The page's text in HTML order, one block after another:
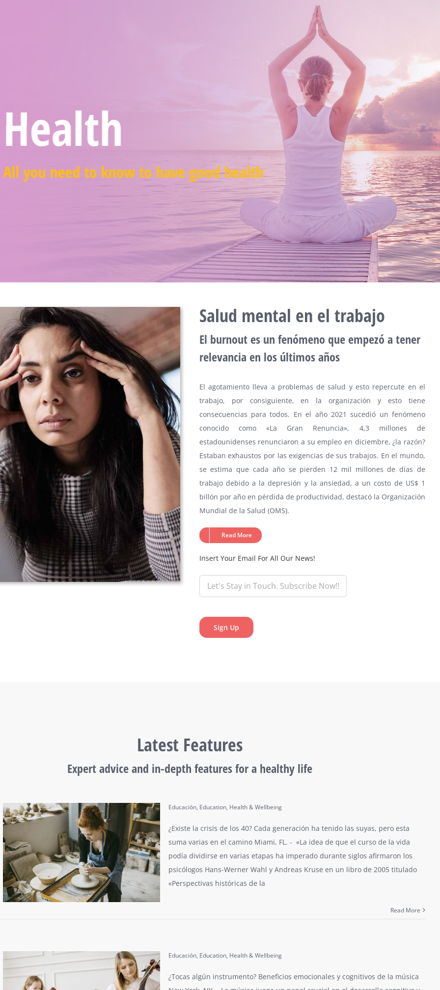
Health
All you need to know to have good health
Salud mental en el trabajo
El burnout es un fenómeno que empezó a tener
relevancia en los últimos años
El agotamiento lleva a problemas de salud y esto repercute en el
trabajo, por consiguiente, en la organización y esto tiene
consecuencias para todos. En el año 2021 sucedió un fenómeno
conocido como «La Gran Renuncia», 4,3 millones de
estadounidenses renunciaron a su empleo en diciembre, ¿la razón?
Estaban exhaustos por las exigencias de sus trabajos. En el mundo,
se estima que cada año se pierden 12 mil millones de días de
trabajo debido a la depresión y la ansiedad, a un costo de US$ 1
billón por año en pérdida de productividad, destacó la Organización
Mundial de la Salud (OMS).
Read More
Insert Your Email For All Our News!
Latest Features
Expert advice and in-depth features for a healthy life
Educación, Education, Health & Wellbeing
¿Existe la crisis de los 40? Cada generación ha tenido las suyas, pero esta
suma varias en el camino Miami, FL. - «La idea de que el curso de la vida
podía dividirse en varias etapas ha imperado durante siglos afirmaron los
psicólogos Hans-Werner Wahl y Andreas Kruse en un libro de 2005 titulado
«Perspectivas históricas de la
Read More
Educación, Education, Health & Wellbeing
¿Tocas algún instrumento? Beneficios emocionales y cognitivos de la música